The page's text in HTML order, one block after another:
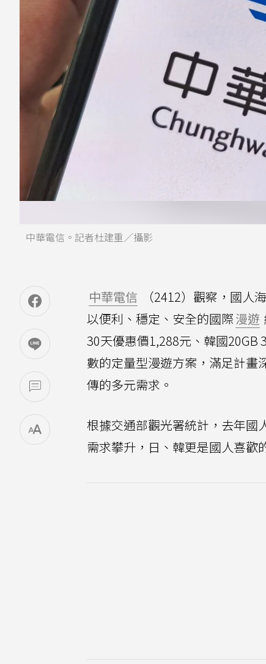
中華電信。記者杜建重／攝影
中華電信 （2412）觀察，國人
以便利、穩定、安全的國際漫遊
30天優惠價1,288元、韓國20GB
數的定量型漫遊方案，滿足計畫
傳的多元需求。
根據交通部觀光署統計，去年國
需求攀升，日、韓更是國人喜歡